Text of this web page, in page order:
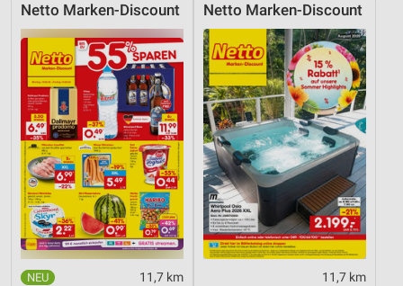
Netto Marken-Discount
11,7 km
Netto Marken-Discount
11,7 km